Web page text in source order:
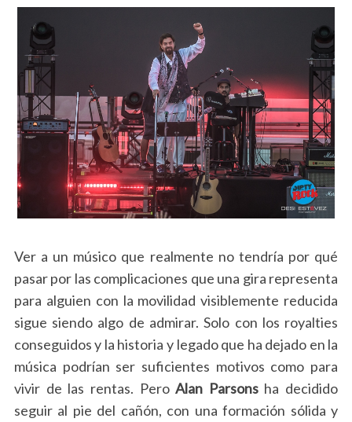
Ver a un músico que realmente no tendría por qué
pasar por las complicaciones que una gira representa
para alguien con la movilidad visiblemente reducida
sigue siendo algo de admirar. Solo con los royalties
conseguidos y la historia y legado que ha dejado en la
música podrían ser suficientes motivos como para
vivir de las rentas. PeroAlan Parsonsha decidido
seguir al pie del cañón, con una formación sólida y